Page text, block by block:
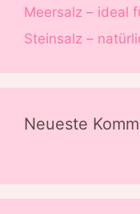
Meersalz – ideal
Steinsalz –
Neueste